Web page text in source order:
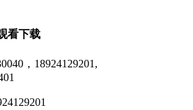
看下载
，18924129201,